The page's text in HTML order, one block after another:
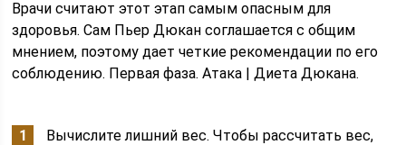
Врачи считают этот этап самым опасным для
здоровья. Сам Пьер Дюкан соглашается с общим
мнением, поэтому дает четкие рекомендации по его
соблюдению. Первая фаза. Атака | Диета Дюкана.
Вычислите лишний вес. Чтобы рассчитать вес,